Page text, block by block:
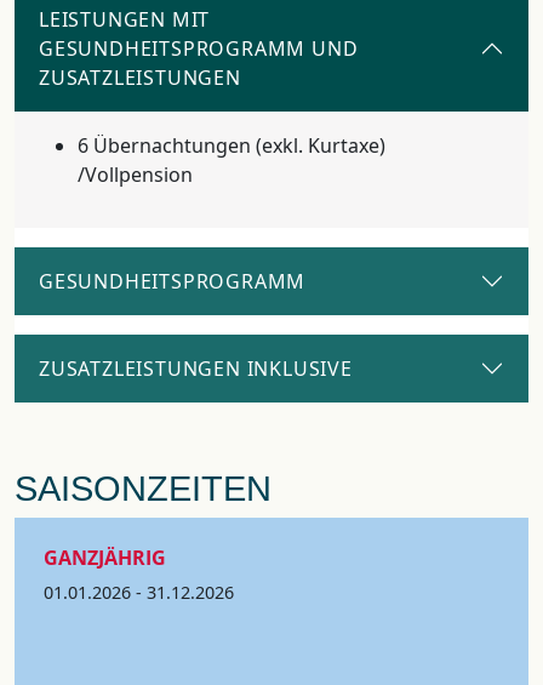
LEISTUNGEN MIT
GESUNDHEITSPROGRAMM UND
ZUSATZLEISTUNGEN
6 Übernachtungen (exkl. Kurtaxe)
/Vollpension
GESUNDHEITSPROGRAMM
ZUSATZLEISTUNGEN INKLUSIVE
SAISONZEITEN
GANZJÄHRIG
01.01.2026 - 31.12.2026